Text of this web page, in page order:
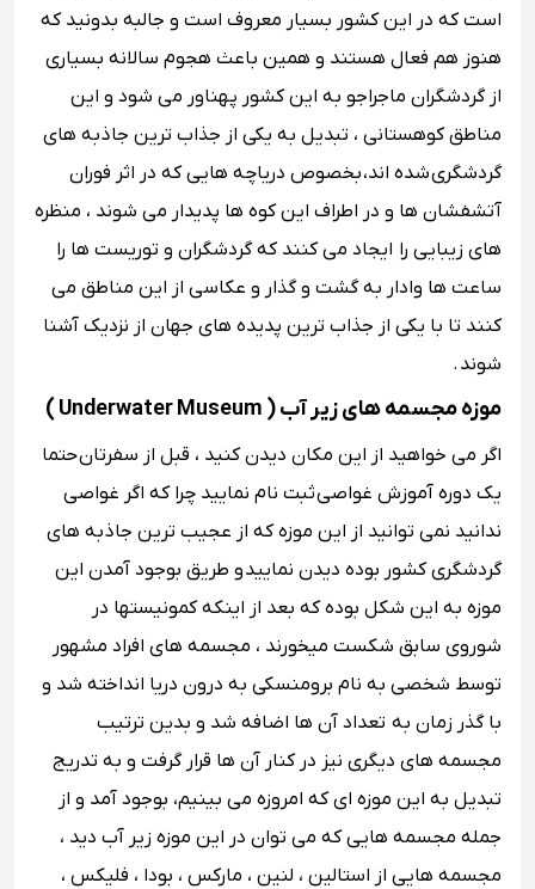
است که در این کشور بسیار معروف است و جالبه بدونید که
هنوز هم فعال هستند و همین باعث هجوم سالانه بسیاری
از گردشگران ماجراجو به این کشور پهناور می شود و این
مناطق کوهستانی ، تبدیل به یکی از جذاب ترین جاذبه های
گردشگری شده اند، بخصوص دریاچه هایی که در اثر فوران
آتشفشان ها و در اطراف این کوه ها پدیدار می شوند ، منظره
های زیبایی را ایجاد می کنند که گردشگران و توریست ها را
ساعت ها وادار به گشت و گذار و عکاسی از این مناطق می
کنند تا با یکی از جذاب ترین پدیده های جهان از نزدیک آشنا
شوند .
موزه مجسمه های زیر آب ( Underwater Museum )
اگر می خواهید از این مکان دیدن کنید ، قبل از سفرتان حتما
یک دوره آموزش غواصی ثبت نام نمایید چرا که اگر غواصی
ندانید نمی توانید از این موزه که از عجیب ترین جاذبه های
گردشگری کشور بوده دیدن نمایید و طریق بوجود آمدن این
موزه به این شکل بوده که بعد از اینکه کمونیستها در
شوروی سابق شکست میخورند ، مجسمه های افراد مشهور
توسط شخصی به نام برومنسکی به درون دریا انداخته شد و
با گذر زمان به تعداد آن ها اضافه شد و بدین ترتیب
مجسمه های دیگری نیز در کنار آن ها قرار گرفت و به تدریج
تبدیل به این موزه ای که امروزه می بینیم، بوجود آمد و از
جمله مجسمه هایی که می توان در این موزه زیر آب دید ،
مجسمه هایی از استالین ، لنین ، مارکس ، بودا ، فلیکس ،